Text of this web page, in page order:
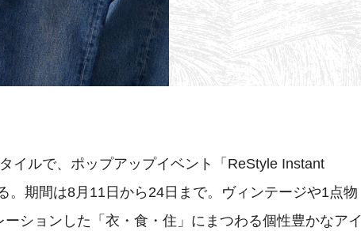
イルで、ポップアップイベント「ReStyle Instant
。期間は8月11日から24日まで。ヴィンテージや1点物
ションした「衣・食・住」にまつわる個性豊かなアイ